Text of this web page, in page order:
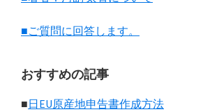
■ご質問に回答します。
おすすめの記事
■日EU原産地申告書作成方法